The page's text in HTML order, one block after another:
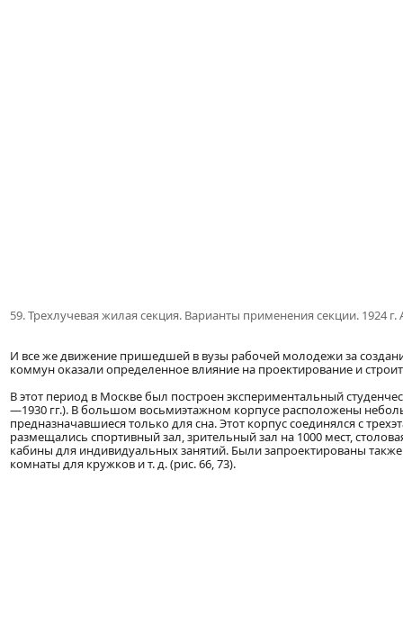
59. Трехлучевая жилая секция. Варианты применения секции. 1924
И все же движение пришедшей в вузы рабочей молодежи за
коммун оказали определенное влияние на проектирование и
В этот период в Москве был построен экспериментальный
—1930 гг.). В большом восьмиэтажном корпусе расположены
предназначавшиеся только для сна. Этот корпус соединялся с
размещались спортивный зал, зрительный зал на 1000 мест,
кабины для индивидуальных занятий. Были запроектированы
комнаты для кружков и т. д. (рис. 66, 73).